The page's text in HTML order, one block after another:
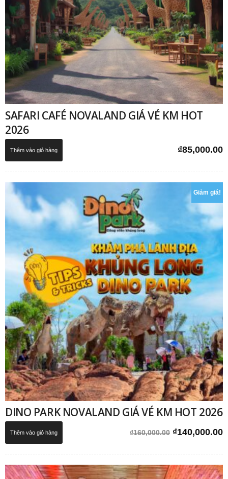
SAFARI CAFÉ NOVALAND GIÁ VÉ KM HOT
2026
₫85,000.00
Thêm vào giỏ hàng
Giảm giá!
DINO PARK NOVALAND GIÁ VÉ KM HOT 2026
₫160,000.00 Giá
₫160,000.00.
₫140,000.00
Thêm vào giỏ hàng